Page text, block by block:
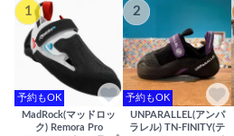
1
予約もOK
MadRock(マッドロッ
ク) Remora Pro
2
予約もOK
UNPARALLEL(アンパ
ラレル) TN-FINITY(テ